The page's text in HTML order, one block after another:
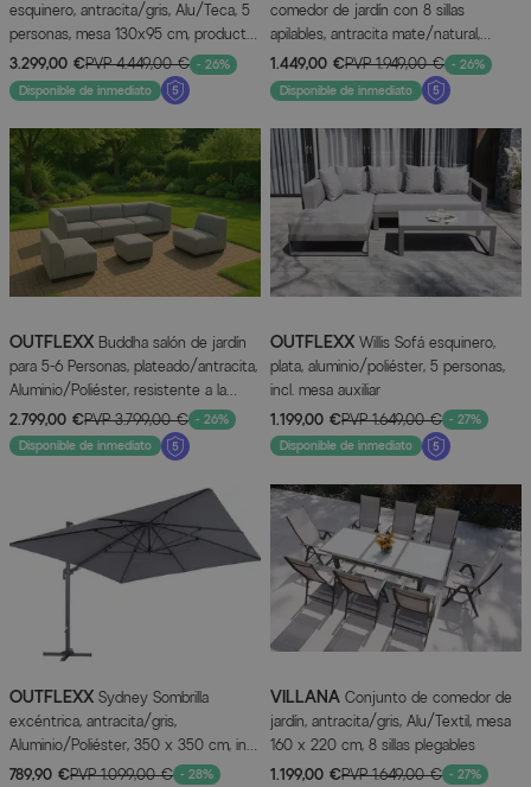
esquinero, antracita/gris, Alu/Teca, 5
personas, mesa 130x95 cm, producto
certificado FSC®
3.299,00 €PVP4.449,00 € - 26%
Disponible de inmediato
comedor de jardín con 8 sillas
apilables, antracita mate/natural,
aluminio/imitación de madera, 200 x
90 cm
1.449,00 €PVP1.949,00 € - 26%
Disponible de inmediato
OUTFLEXX Buddha salón de jardín
para 5-6 Personas, plateado/antracita,
Aluminio/Poliéster, resistente a la
intemperie y a los rayos UV
2.799,00 €PVP3.799,00 € - 26%
Disponible de inmediato
OUTFLEXX Willis Sofá esquinero,
plata, aluminio/poliéster, 5 personas,
incl. mesa auxiliar
1.199,00 €PVP1.649,00 € - 27%
Disponible de inmediato
OUTFLEXX Sydney Sombrilla
excéntrica, antracita/gris,
Aluminio/Poliéster, 350 x 350 cm, incl.
soporte de placas
789,90 €PVP1.099,00 € - 28%
VILLANA Conjunto de comedor de
jardín, antracita/gris, Alu/Textil, mesa
160 x 220 cm, 8 sillas plegables
1.199,00 €PVP1.649,00 € - 27%